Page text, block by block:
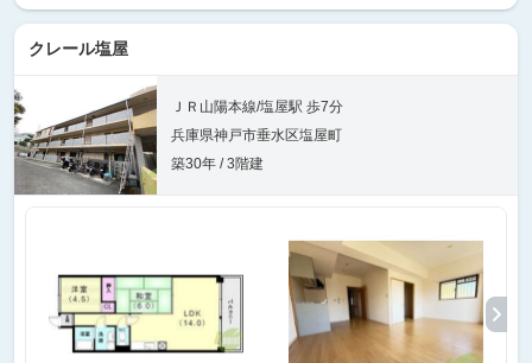
クレール塩屋
ＪＲ山陽本線/塩屋駅 歩7分
兵庫県神戸市垂水区塩屋町
築30年 / 3階建